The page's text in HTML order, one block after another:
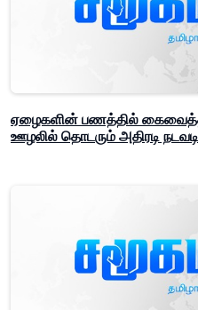
ஏழைகளின் பணத்தில்
ஊழலில் தொடரும் அதிரடி